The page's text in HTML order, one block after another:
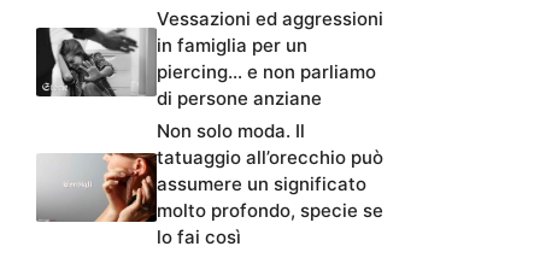
Vessazioni ed aggressioni
in famiglia per un
piercing… e non parliamo
di persone anziane
Non solo moda. Il
tatuaggio all’orecchio può
assumere un significato
molto profondo, specie se
lo fai così